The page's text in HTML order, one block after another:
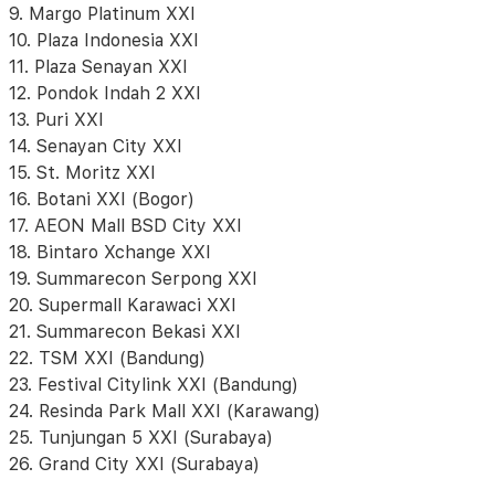
9. Margo Platinum XXI
10. Plaza Indonesia XXI
11. Plaza Senayan XXI
12. Pondok Indah 2 XXI
13. Puri XXI
14. Senayan City XXI
15. St. Moritz XXI
16. Botani XXI (Bogor)
17. AEON Mall BSD City XXI
18. Bintaro Xchange XXI
19. Summarecon Serpong XXI
20. Supermall Karawaci XXI
21. Summarecon Bekasi XXI
22. TSM XXI (Bandung)
23. Festival Citylink XXI (Bandung)
24. Resinda Park Mall XXI (Karawang)
25. Tunjungan 5 XXI (Surabaya)
26. Grand City XXI (Surabaya)